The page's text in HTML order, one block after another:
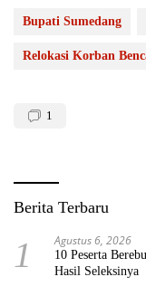
Bupati Sumedang
Relokasi Korban
1
Berita Terbaru
1 Agustus 6, 2026
10 Peserta
Hasil Seleksinya